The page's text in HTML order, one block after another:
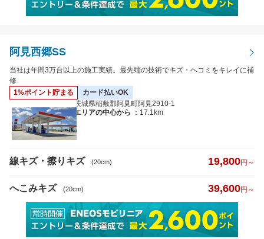
阿見西郷SS
当社は年間3万台以上の施工実績。最先端の技術でキズ・ヘコミをキレイに補
修
1%ポイント貯まる
カード払いOK
茨城県稲敷郡阿見町阿見2910-1
エリアの中心から
：17.1km
線キズ・擦りキズ (20cm) 19,800円～
へこみキズ (20cm) 39,600円～